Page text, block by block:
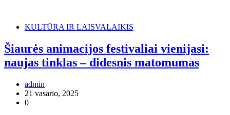
KULTŪRA IR LAISVALAIKIS
Šiaurės animacijos festivaliai vienijasi:
naujas tinklas – didesnis matomumas
admin
21 vasario, 2025
0